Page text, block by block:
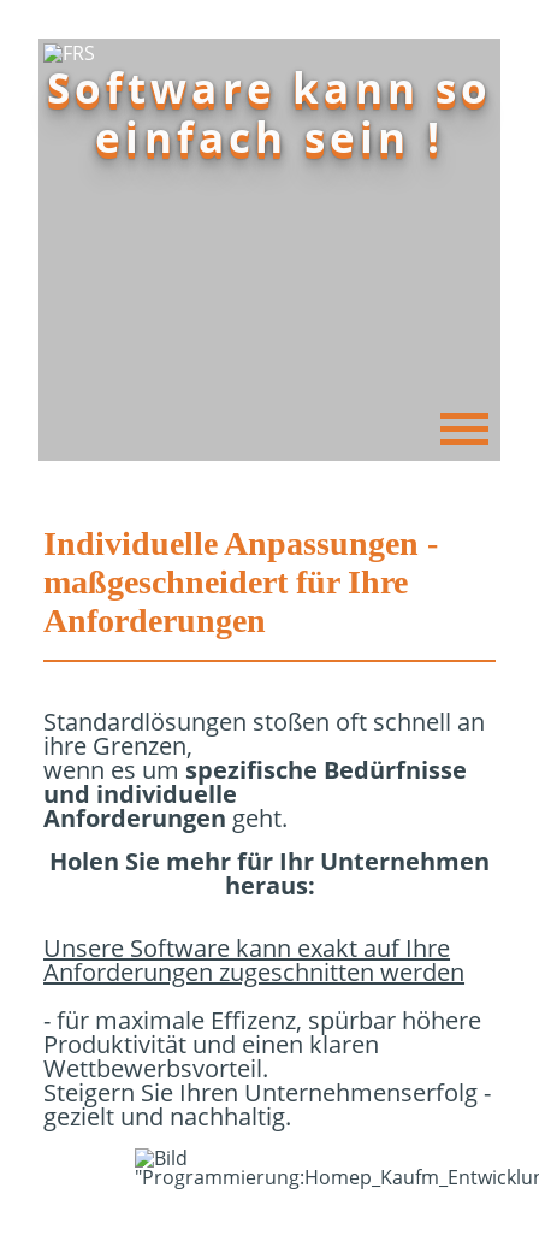
Software kann so
einfach sein !
Individuelle Anpassungen -
maßgeschneidert für Ihre
Anforderungen
Standardlösungen stoßen oft schnell an
ihre Grenzen,
wenn es um spezifische Bedürfnisse
und individuelle
Anforderungen geht.
Holen Sie mehr für Ihr Unternehmen
heraus:
Unsere Software kann exakt auf Ihre
Anforderungen zugeschnitten werden
- für maximale Effizenz, spürbar höhere
Produktivität und einen klaren
Wettbewerbsvorteil.
Steigern Sie Ihren Unternehmenserfolg -
gezielt und nachhaltig.